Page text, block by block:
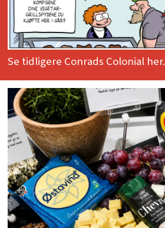
Se tidligere Conrads Colonial her.